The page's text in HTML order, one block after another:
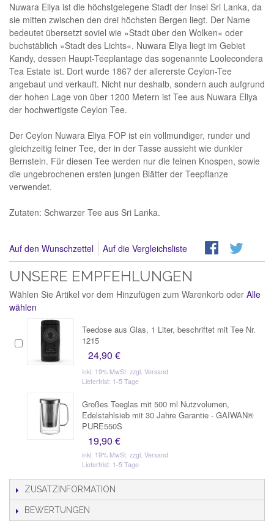
Nuwara Eliya ist die höchstgelegene Stadt der Insel Sri Lanka, da
sie mitten zwischen den drei höchsten Bergen liegt. Der Name
bedeutet übersetzt soviel wie »Stadt über den Wolken« oder
buchstäblich »Stadt des Lichts«. Nuwara Eliya liegt im Gebiet
Kandy, dessen Haupt-Teeplantage das sogenannte Loolecondera
Tea Estate ist. Dort wurde 1867 der allererste Ceylon-Tee
angebaut und verkauft. Nicht nur deshalb, sondern auch aufgrund
der hohen Lage von über 1200 Metern ist Tee aus Nuwara Eliya
der hochwertigste Ceylon Tee.
Der Ceylon Nuwara Eliya FOP ist ein vollmundiger, runder und
gleichzeitig feiner Tee, der in der Tasse aussieht wie dunkler
Bernstein. Für diesen Tee werden nur die feinen Knospen, sowie
die ungebrochenen ersten jungen Blätter der Teepflanze
verwendet.
Zutaten: Schwarzer Tee aus Sri Lanka.
Auf den Wunschzettel Auf die Vergleichsliste
UNSERE EMPFEHLUNGEN
Wählen Sie Artikel vor dem Hinzufügen zum Warenkorb oder Alle
wählen
Teedose aus Glas, 1 Liter, beschriftet mit Tee Nr.
1215
24,90 €
inkl. 19% MwSt. zzgl. Versand
Lieferfrist: 1-5 Tage
Großes Teeglas mit 500 ml Nutzvolumen,
Edelstahlsieb mit 30 Jahre Garantie - GAIWAN®
PURE550S
19,90 €
inkl. 19% MwSt. zzgl. Versand
Lieferfrist: 1-5 Tage
ZUSATZINFORMATION
BEWERTUNGEN